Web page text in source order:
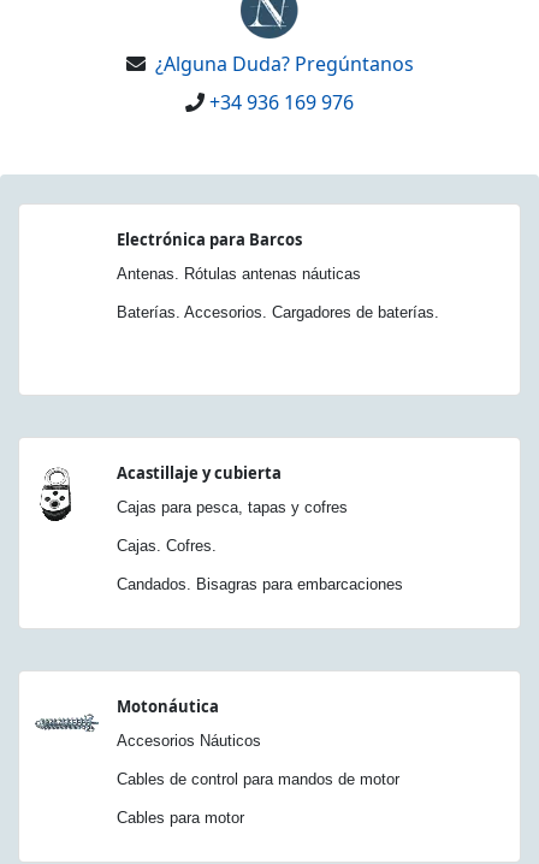
¿Alguna Duda? Pregúntanos
+34 936 169 976
Electrónica para Barcos
Antenas. Rótulas antenas náuticas
Baterías. Accesorios. Cargadores de baterías.
Acastillaje y cubierta
Cajas para pesca, tapas y cofres
Cajas. Cofres.
Candados. Bisagras para embarcaciones
Motonáutica
Accesorios Náuticos
Cables de control para mandos de motor
Cables para motor